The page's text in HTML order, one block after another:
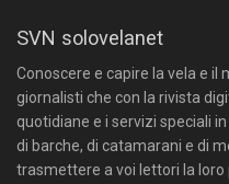
SVN solovelanet
Conoscere e capire la vela e
giornalisti che con la rivista
quotidiane e i servizi speciali
di barche, di catamarani e di
trasmettere a voi lettori la loro